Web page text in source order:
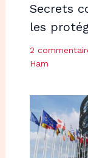
Secrets
les
2
Ham